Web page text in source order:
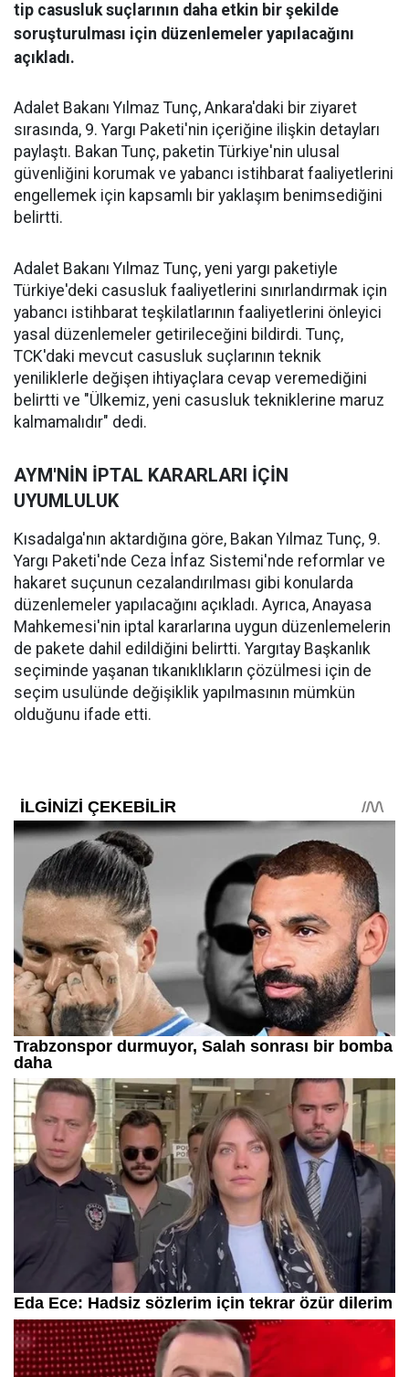
tip casusluk suçlarının daha etkin bir şekilde
soruşturulması için düzenlemeler yapılacağını
açıkladı.
Adalet Bakanı Yılmaz Tunç, Ankara'daki bir ziyaret
sırasında, 9. Yargı Paketi'nin içeriğine ilişkin detayları
paylaştı. Bakan Tunç, paketin Türkiye'nin ulusal
güvenliğini korumak ve yabancı istihbarat faaliyetlerini
engellemek için kapsamlı bir yaklaşım benimsediğini
belirtti.
Adalet Bakanı Yılmaz Tunç, yeni yargı paketiyle
Türkiye'deki casusluk faaliyetlerini sınırlandırmak için
yabancı istihbarat teşkilatlarının faaliyetlerini önleyici
yasal düzenlemeler getirileceğini bildirdi. Tunç,
TCK'daki mevcut casusluk suçlarının teknik
yeniliklerle değişen ihtiyaçlara cevap veremediğini
belirtti ve "Ülkemiz, yeni casusluk tekniklerine maruz
kalmamalıdır" dedi.
AYM'NİN İPTAL KARARLARI İÇİN
UYUMLULUK
Kısadalga'nın aktardığına göre, Bakan Yılmaz Tunç, 9.
Yargı Paketi'nde Ceza İnfaz Sistemi'nde reformlar ve
hakaret suçunun cezalandırılması gibi konularda
düzenlemeler yapılacağını açıkladı. Ayrıca, Anayasa
Mahkemesi'nin iptal kararlarına uygun düzenlemelerin
de pakete dahil edildiğini belirtti. Yargıtay Başkanlık
seçiminde yaşanan tıkanıklıkların çözülmesi için de
seçim usulünde değişiklik yapılmasının mümkün
olduğunu ifade etti.